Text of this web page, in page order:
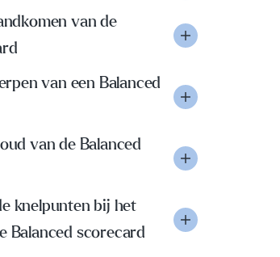
van de
van een Balanced
van de Balanced
knelpunten bij het
Balanced scorecard